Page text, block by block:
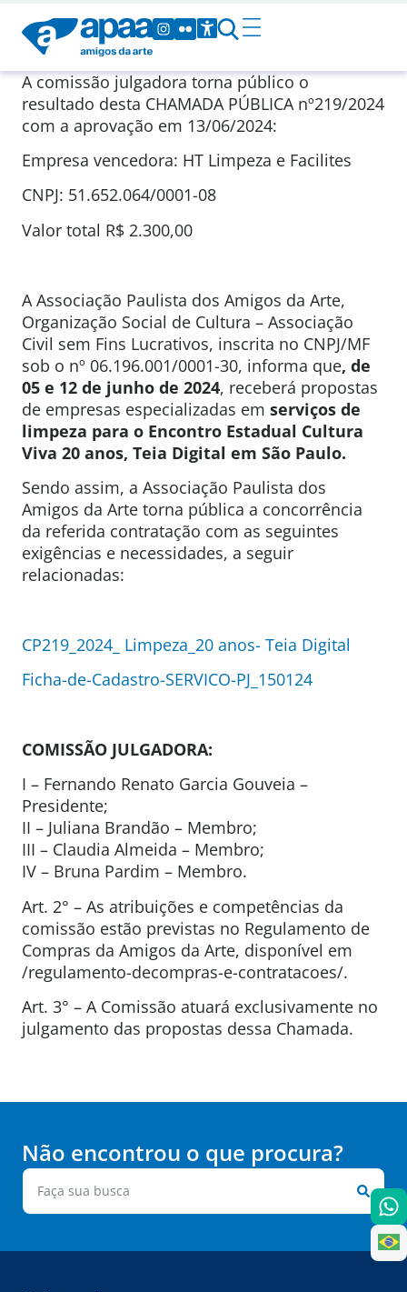
A comissão julgadora torna público o
resultado desta CHAMADA PÚBLICA nº219/2024
com a aprovação em 13/06/2024:
Empresa vencedora: HT Limpeza e Facilites
CNPJ: 51.652.064/0001-08
Valor total R$ 2.300,00
A Associação Paulista dos Amigos da Arte,
Organização Social de Cultura – Associação
Civil sem Fins Lucrativos, inscrita no CNPJ/MF
sob o nº 06.196.001/0001-30, informa que, de
05 e 12 de junho de 2024, receberá propostas
de empresas especializadas em serviços de
limpeza para o Encontro Estadual Cultura
Viva 20 anos, Teia Digital em São Paulo.
Sendo assim, a Associação Paulista dos
Amigos da Arte torna pública a concorrência
da referida contratação com as seguintes
exigências e necessidades, a seguir
relacionadas:
CP219_2024_ Limpeza_20 anos- Teia Digital
Ficha-de-Cadastro-SERVICO-PJ_150124
COMISSÃO JULGADORA:
I – Fernando Renato Garcia Gouveia –
Presidente;
II – Juliana Brandão – Membro;
III – Claudia Almeida – Membro;
IV – Bruna Pardim – Membro.
Art. 2° – As atribuições e competências da
comissão estão previstas no Regulamento de
Compras da Amigos da Arte, disponível em
/regulamento-decompras-e-contratacoes/.
Art. 3° – A Comissão atuará exclusivamente no
julgamento das propostas dessa Chamada.
Não encontrou o que procura?